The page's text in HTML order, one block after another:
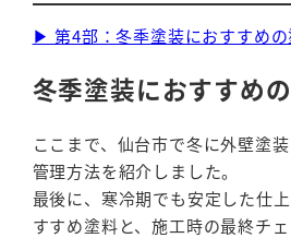
▶ 第4部：冬季塗装におすすめ
冬季塗装におすすめ
ここまで、仙台市で冬に外壁塗
管理方法を紹介しました。
最後に、寒冷期でも安定した仕
すすめ塗料と、施工時の最終チ